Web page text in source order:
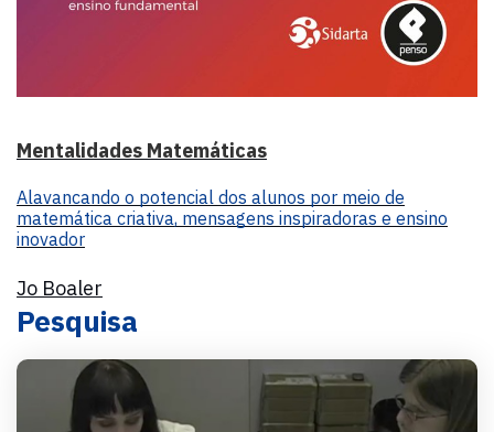
Mentalidades Matemáticas
Alavancando o potencial dos alunos por meio de
matemática criativa, mensagens inspiradoras e ensino
inovador
Jo Boaler
Pesquisa